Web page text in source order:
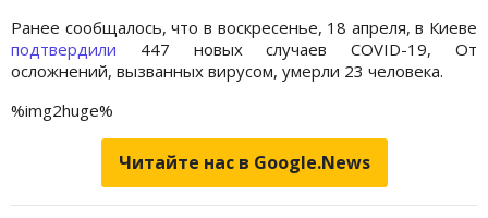
Ранее сообщалось, что в воскресенье, 18 апреля, в Киеве
подтвердили 447 новых случаев COVID-19, От
осложнений, вызванных вирусом, умерли 23 человека.
%img2huge%
Читайте нас в Google.News